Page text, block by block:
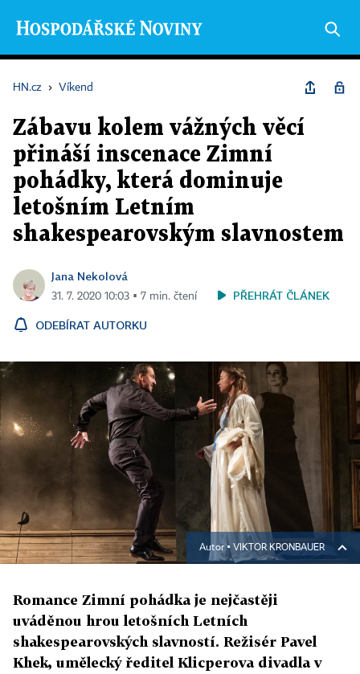
HN.cz › Víkend
Zábavu kolem vážných věcí
přináší inscenace Zimní
pohádky, která dominuje
letošním Letním
shakespearovským slavnostem
Jana Nekolová
31. 7. 2020 10:03 ▪ 7 min. čtení PŘEHRÁT ČLÁNEK
ODEBÍRAT AUTORKU
Autor ▪ VIKTOR KRONBAUER
Romance Zimní pohádka je nejčastěji
uváděnou hrou letošních Letních
shakespearovských slavností. Režisér Pavel
Khek, umělecký ředitel Klicperova divadla v